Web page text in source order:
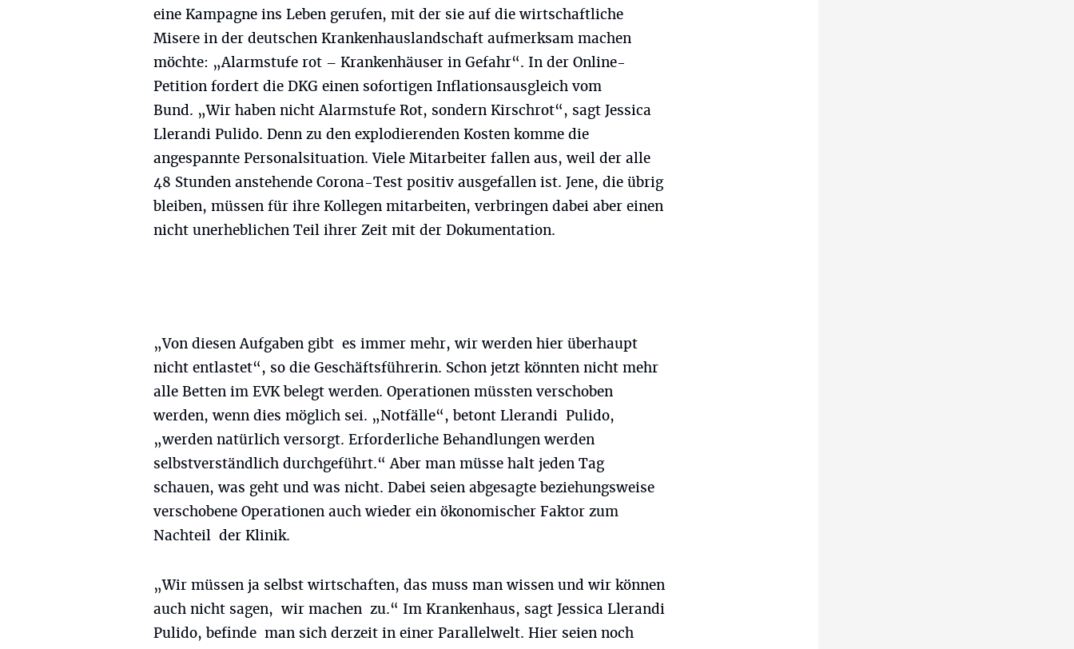
eine Kampagne ins Leben gerufen, mit der sie auf die wirtschaftliche
Misere in der deutschen Krankenhauslandschaft aufmerksam machen
möchte: „Alarmstufe rot – Krankenhäuser in Gefahr“. In der Online-
Petition fordert die DKG einen sofortigen Inflationsausgleich vom
Bund. „Wir haben nicht Alarmstufe Rot, sondern Kirschrot“, sagt Jessica
Llerandi Pulido. Denn zu den explodierenden Kosten komme die
angespannte Personalsituation. Viele Mitarbeiter fallen aus, weil der alle
48 Stunden anstehende Corona-Test positiv ausgefallen ist. Jene, die übrig
bleiben, müssen für ihre Kollegen mitarbeiten, verbringen dabei aber einen
nicht unerheblichen Teil ihrer Zeit mit der Dokumentation.
„Von diesen Aufgaben gibt es immer mehr, wir werden hier überhaupt
nicht entlastet“, so die Geschäftsführerin. Schon jetzt könnten nicht mehr
alle Betten im EVK belegt werden. Operationen müssten verschoben
werden, wenn dies möglich sei. „Notfälle“, betont Llerandi Pulido,
„werden natürlich versorgt. Erforderliche Behandlungen werden
selbstverständlich durchgeführt.“ Aber man müsse halt jeden Tag
schauen, was geht und was nicht. Dabei seien abgesagte beziehungsweise
verschobene Operationen auch wieder ein ökonomischer Faktor zum
Nachteil der Klinik.
„Wir müssen ja selbst wirtschaften, das muss man wissen und wir können
auch nicht sagen, wir machen zu.“ Im Krankenhaus, sagt Jessica Llerandi
Pulido, befinde man sich derzeit in einer Parallelwelt. Hier seien noch